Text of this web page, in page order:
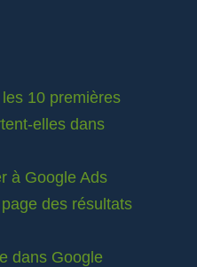
10 premières
elles dans
à Google Ads
des résultats
dans Google